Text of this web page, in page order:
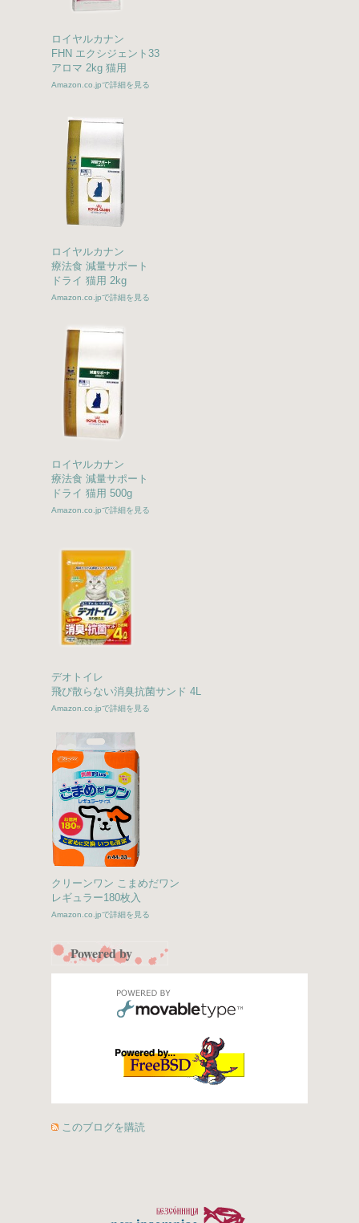
ロイヤルカナン
FHN エクシジェント33
アロマ 2kg 猫用
Amazon.co.jpで詳細を見る
ロイヤルカナン
療法食 減量サポート
ドライ 猫用 2kg
Amazon.co.jpで詳細を見る
ロイヤルカナン
療法食 減量サポート
ドライ 猫用 500g
Amazon.co.jpで詳細を見る
デオトイレ
飛び散らない消臭抗菌サンド 4L
Amazon.co.jpで詳細を見る
クリーンワン こまめだワン
レギュラー180枚入
Amazon.co.jpで詳細を見る
Powered by
このブログを購読